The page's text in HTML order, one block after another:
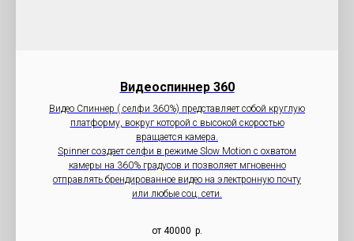
Видеоспиннер 360
Видео Спиннер ( селфи 360%) представляет собой круглую
платформу, вокруг которой с высокой скоростью
вращается камера.
Spinner создает селфи в режиме Slow Motion с охватом
камеры на 360% градусов и позволяет мгновенно
отправлять брендированное видео на электронную почту
или любые соц. сети.
от 40000 р.